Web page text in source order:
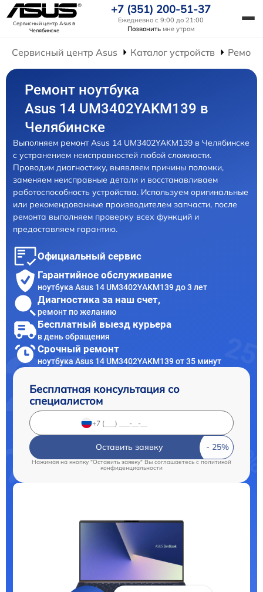
Сервисный центр Asusв
Челябинске
+7 (351) 200-51-37
Ежедневно с 9:00 до 21:00
Позвонить мне утром
Сервисный центр Asus Каталог устройств
Ремонт ноутбука
Asus 14 UM3402YAKM139 в
Челябинске
Выполняем ремонт Asus 14 UM3402YAKM139 в Челябинске
с устранением неисправностей любой сложности.
Проводим диагностику, выявляем причины поломки,
заменяем неисправные детали и восстанавливаем
работоспособность устройства. Используем оригинальные
или рекомендованные производителем запчасти, после
ремонта выполняем проверку всех функций и
предоставляем гарантию.
Официальный сервис
Гарантийное обслуживание
ноутбука Asus 14 UM3402YAKM139 до 3 лет
Диагностика за наш счет,
ремонт по желанию
Бесплатный выезд курьера
в день обращения
Срочный ремонт
ноутбука Asus 14 UM3402YAKM139 от 35 минут
Бесплатная консультация со
специалистом
Оставить заявку
Нажимая на кнопку "Оставить заявку" Вы соглашаетесь c политикой
конфиденциальности